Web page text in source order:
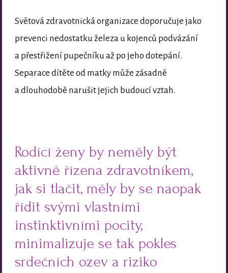
Světová zdravotnická organizace doporučuje jako
prevenci nedostatku železa u kojenců podvázání
a přestřižení pupečníku až po jeho dotepání.
Separace dítěte od matky může zásadně
a dlouhodobě narušit jejich budoucí vztah.
Rodící ženy by neměly být
aktivně řízena zdravotníkem,
jak si tlačit, měly by se naopak
řídit svými vlastními
instinktivními pocity,
minimalizuje se tak pokles
srdečních ozev a riziko